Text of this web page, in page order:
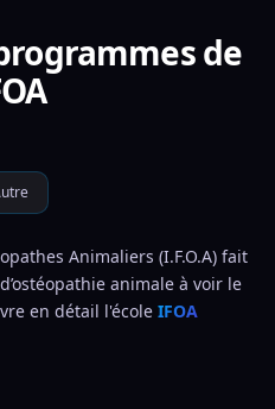
de
Animaliers (I.F.O.A) fait
animale à voir le
en détail l'école IFOA